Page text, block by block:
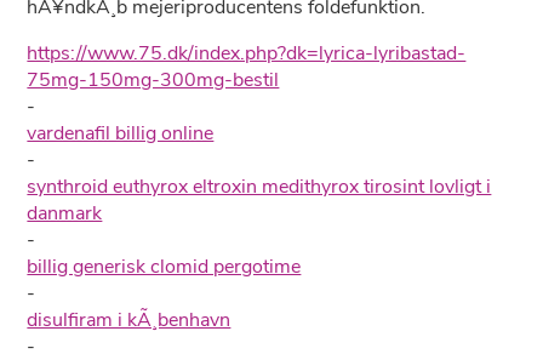
hÃ¥ndkÃ¸b mejeriproducentens foldefunktion.
https://www.75.dk/index.php?dk=lyrica-lyribastad-
75mg-150mg-300mg-bestil
-
vardenafil billig online
-
synthroid euthyrox eltroxin medithyrox tirosint lovligt i
danmark
-
billig generisk clomid pergotime
-
disulfiram i kÃ¸benhavn
-